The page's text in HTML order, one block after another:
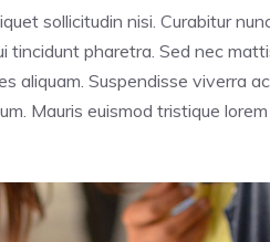
sollicitudin nisi. Curabitur
tincidunt pharetra. Sed nec
aliquam. Suspendisse viverra
Mauris euismod tristique